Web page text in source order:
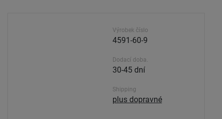
Výrobek číslo
4591-60-9
Dodací doba.
30-45 dní
Shipping
plus dopravné